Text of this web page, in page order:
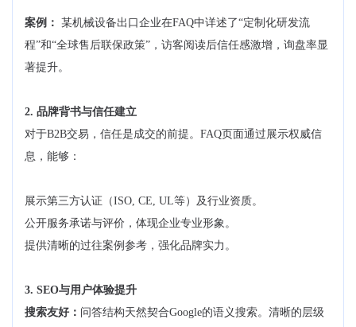
案例： 某机械设备出口企业在FAQ中详述了“定制化研发流
程”和“全球售后联保政策”，访客阅读后信任感激增，询盘率显
著提升。
2. 品牌背书与信任建立
对于B2B交易，信任是成交的前提。FAQ页面通过展示权威信
息，能够：
展示第三方认证（ISO, CE, UL等）及行业资质。
公开服务承诺与评价，体现企业专业形象。
提供清晰的过往案例参考，强化品牌实力。
3. SEO与用户体验提升
搜索友好： 问答结构天然契合Google的语义搜索。清晰的层级